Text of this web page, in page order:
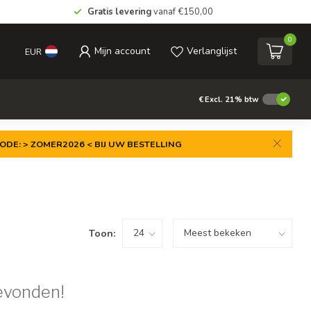
Gratis leveringvanaf €150,00
EUR Mijn account Verlanglijst
0
€Excl. 21% btw
> ZOMER2026 < BIJ UW BESTELLING
Toon: